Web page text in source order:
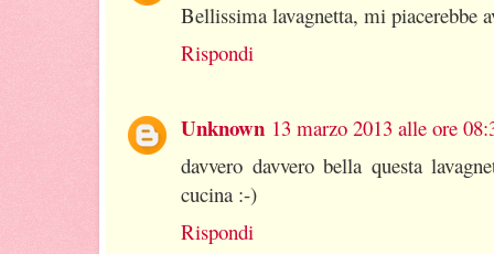
Bellissima lavagnetta, mi piacerebbe
Rispondi
Unknown 13 marzo 2013 alle ore
davvero davvero bella questa
cucina :-)
Rispondi